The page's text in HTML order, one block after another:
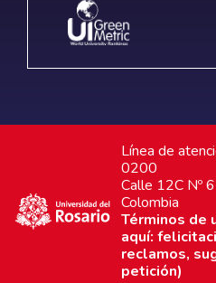
Línea de
0200
Calle 12C Nº
Colombia
Términos de
aquí:
reclamos,
petición)